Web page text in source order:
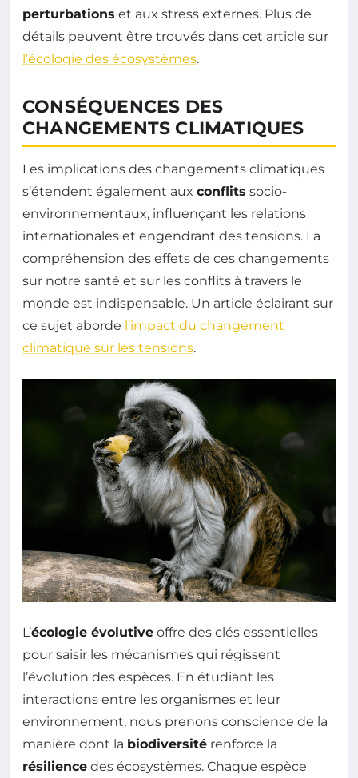
perturbations et aux stress externes. Plus de
détails peuvent être trouvés dans cet article sur
l’écologie des écosystèmes.
CONSÉQUENCES DES
CHANGEMENTS CLIMATIQUES
Les implications des changements climatiques
s’étendent également aux conflits socio-
environnementaux, influençant les relations
internationales et engendrant des tensions. La
compréhension des effets de ces changements
sur notre santé et sur les conflits à travers le
monde est indispensable. Un article éclairant sur
ce sujet aborde l’impact du changement
climatique sur les tensions.
L’écologie évolutive offre des clés essentielles
pour saisir les mécanismes qui régissent
l’évolution des espèces. En étudiant les
interactions entre les organismes et leur
environnement, nous prenons conscience de la
manière dont la biodiversité renforce la
résilience des écosystèmes. Chaque espèce